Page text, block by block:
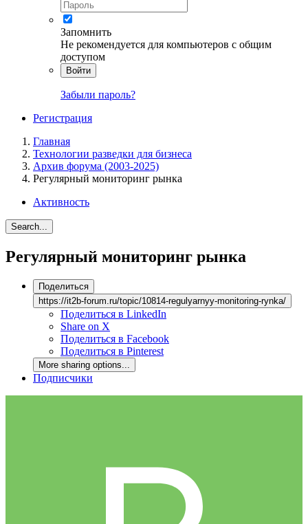
Запомнить
Не рекомендуется для компьютеров с общим
доступом
Войти
Забыли пароль?
Регистрация
Главная
Технологии разведки для бизнеса
Архив форума (2003-2025)
Регулярный мониторинг рынка
Активность
Search...
Регулярный мониторинг рынка
Поделиться
https://it2b-forum.ru/topic/10814-regulyarnyy-monitoring-rynka/
Поделиться в LinkedIn
Share on X
Поделиться в Facebook
Поделиться в Pinterest
More sharing options...
Подписчики